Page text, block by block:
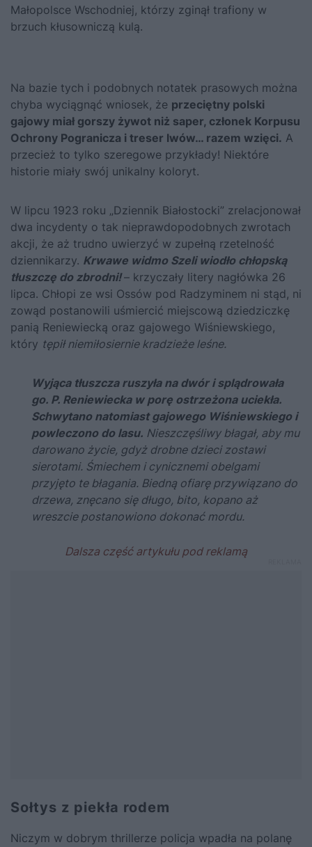
Małopolsce Wschodniej, którzy zginął trafiony w
brzuch kłusowniczą kulą.
Na bazie tych i podobnych notatek prasowych można
chyba wyciągnąć wniosek, że przeciętny polski
gajowy miał gorszy żywot niż saper, członek Korpusu
Ochrony Pogranicza i treser lwów… razem wzięci. A
przecież to tylko szeregowe przykłady! Niektóre
historie miały swój unikalny koloryt.
W lipcu 1923 roku „Dziennik Białostocki” zrelacjonował
dwa incydenty o tak nieprawdopodobnych zwrotach
akcji, że aż trudno uwierzyć w zupełną rzetelność
dziennikarzy. Krwawe widmo Szeli wiodło chłopską
tłuszczę do zbrodni!– krzyczały litery nagłówka 26
lipca. Chłopi ze wsi Ossów pod Radzyminem ni stąd, ni
zowąd postanowili uśmiercić miejscową dziedziczkę
panią Reniewiecką oraz gajowego Wiśniewskiego,
który tępił niemiłosiernie kradzieże leśne.
Wyjąca tłuszcza ruszyła na dwór i splądrowała
go. P. Reniewiecka w porę ostrzeżona uciekła.
Schwytano natomiast gajowego Wiśniewskiego i
powleczono do lasu. Nieszczęśliwy błagał, aby mu
darowano życie, gdyż drobne dzieci zostawi
sierotami. Śmiechem i cynicznemi obelgami
przyjęto te błagania. Biedną ofiarę przywiązano do
drzewa, znęcano się długo, bito, kopano aż
wreszcie postanowiono dokonać mordu.
Sołtys z piekła rodem
Niczym w dobrym thrillerze policja wpadła na polanę